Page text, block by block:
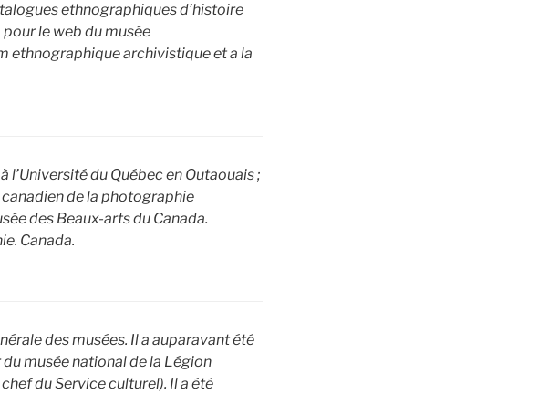
ethnographiques d’histoire
le web du musée
ethnographique archivistique et a la
du Québec en Outaouais ;
de la photographie
des Beaux-arts du Canada.
Canada.
des musées. Il a auparavant été
musée national de la Légion
du Service culturel). Il a été